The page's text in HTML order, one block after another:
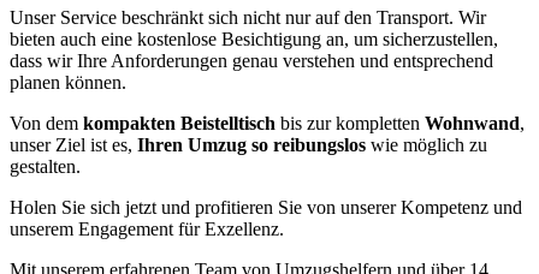
Unser Service beschränkt sich nicht nur auf den Transport. Wir
bieten auch eine kostenlose Besichtigung an, um sicherzustellen,
dass wir Ihre Anforderungen genau verstehen und entsprechend
planen können.
Von dem kompakten Beistelltisch bis zur kompletten Wohnwand,
unser Ziel ist es, Ihren Umzug so reibungslos wie möglich zu
gestalten.
Holen Sie sich jetzt und profitieren Sie von unserer Kompetenz und
unserem Engagement für Exzellenz.